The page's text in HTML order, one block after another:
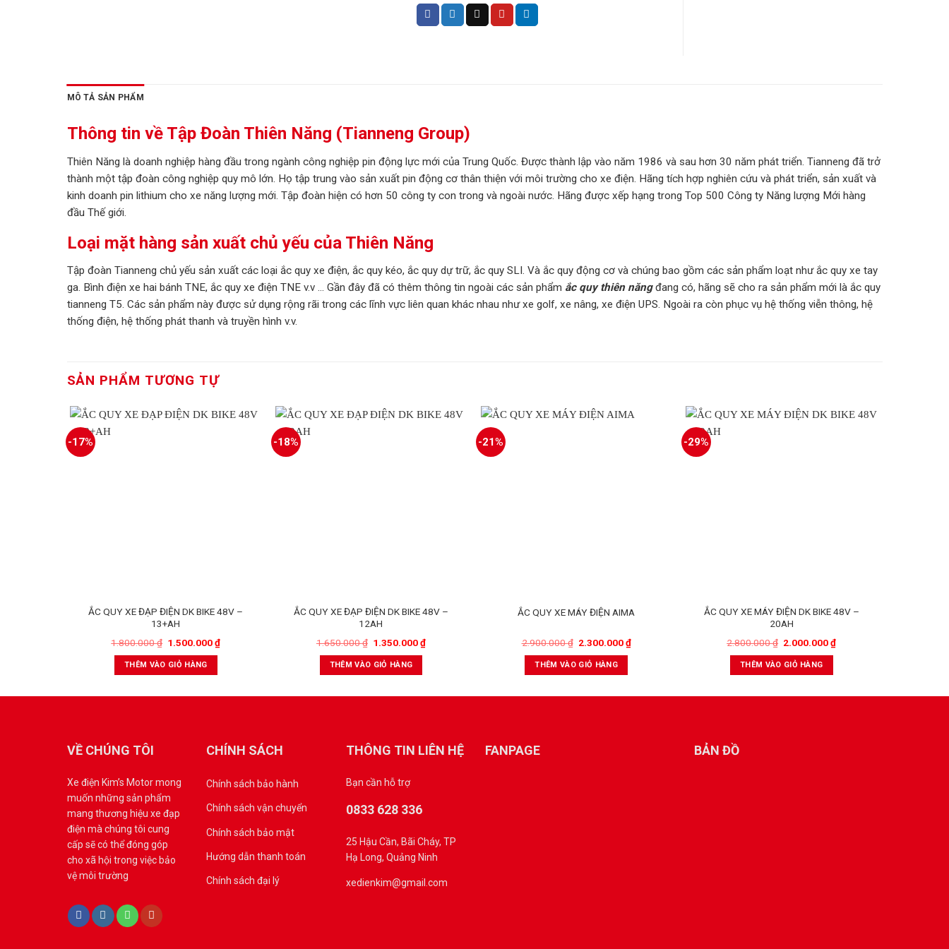
MÔ TẢ SẢN PHẨM
Thông tin về Tập Đoàn Thiên Năng (Tianneng Group)
Thiên Năng là doanh nghiệp hàng đầu trong ngành công nghiệp pin động lực mới của Trung Quốc. Được thành lập vào năm 1986 và sau hơn 30 năm phát triển. Tianneng đã trở
thành một tập đoàn công nghiệp quy mô lớn. Họ tập trung vào sản xuất pin động cơ thân thiện với môi trường cho xe điện. Hãng tích hợp nghiên cứu và phát triển, sản xuất và
kinh doanh pin lithium cho xe năng lượng mới. Tập đoàn hiện có hơn 50 công ty con trong và ngoài nước. Hãng được xếp hạng trong Top 500 Công ty Năng lượng Mới hàng
đầu Thế giới.
Loại mặt hàng sản xuất chủ yếu của Thiên Năng
Tập đoàn Tianneng chủ yếu sản xuất các loại ắc quy xe điện, ắc quy kéo, ắc quy dự trữ, ắc quy SLI. Và ắc quy động cơ và chúng bao gồm các sản phẩm loạt như ắc quy xe tay
ga. Bình điện xe hai bánh TNE, ắc quy xe điện TNE v.v … Gần đây đã có thêm thông tin ngoài các sản phẩm ắc quy thiên năngđang có, hãng sẽ cho ra sản phẩm mới là ắc quy
tianneng T5. Các sản phẩm này được sử dụng rộng rãi trong các lĩnh vực liên quan khác nhau như xe golf, xe nâng, xe điện UPS. Ngoài ra còn phục vụ hệ thống viễn thông, hệ
thống điện, hệ thống phát thanh và truyền hình v.v.
SẢN PHẨM TƯƠNG TỰ
-17%
ẮC QUY XE ĐẠP ĐIỆN DK BIKE 48V –
13+AH
1.800.000₫ 1.500.000₫
THÊM VÀO GIỎ HÀNG
-18%
ẮC QUY XE ĐẠP ĐIỆN DK BIKE 48V –
12AH
1.650.000₫ 1.350.000₫
THÊM VÀO GIỎ HÀNG
-21%
ẮC QUY XE MÁY ĐIỆN AIMA
2.900.000₫ 2.300.000₫
THÊM VÀO GIỎ HÀNG
-29%
ẮC QUY XE MÁY ĐIỆN DK BIKE 48V –
20AH
2.800.000₫ 2.000.000₫
THÊM VÀO GIỎ HÀNG
VỀ CHÚNG TÔI
Xe điện Kim’s Motor mong
muốn những sản phẩm
mang thương hiệu xe đạp
điện mà chúng tôi cung
cấp sẽ có thể đóng góp
cho xã hội trong việc bảo
vệ môi trường
CHÍNH SÁCH
Chính sách bảo hành
Chính sách vận chuyển
Chính sách bảo mật
Hướng dẫn thanh toán
Chính sách đại lý
THÔNG TIN LIÊN HỆ
Bạn cần hỗ trợ
0833 628 336
25 Hậu Cần, Bãi Cháy, TP
Hạ Long, Quảng Ninh
xedienkim@gmail.com
FANPAGE BẢN ĐỒ